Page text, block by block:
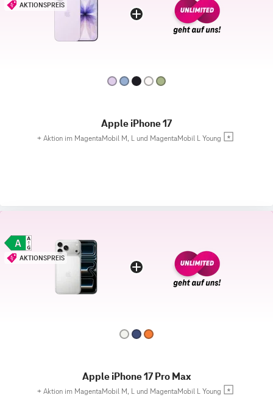
AKTIONSPREIS
Apple iPhone 17
+ Aktion im MagentaMobil M, L und MagentaMobil L Young
AKTIONSPREIS
Apple iPhone 17 Pro Max
+ Aktion im MagentaMobil M, L und MagentaMobil L Young